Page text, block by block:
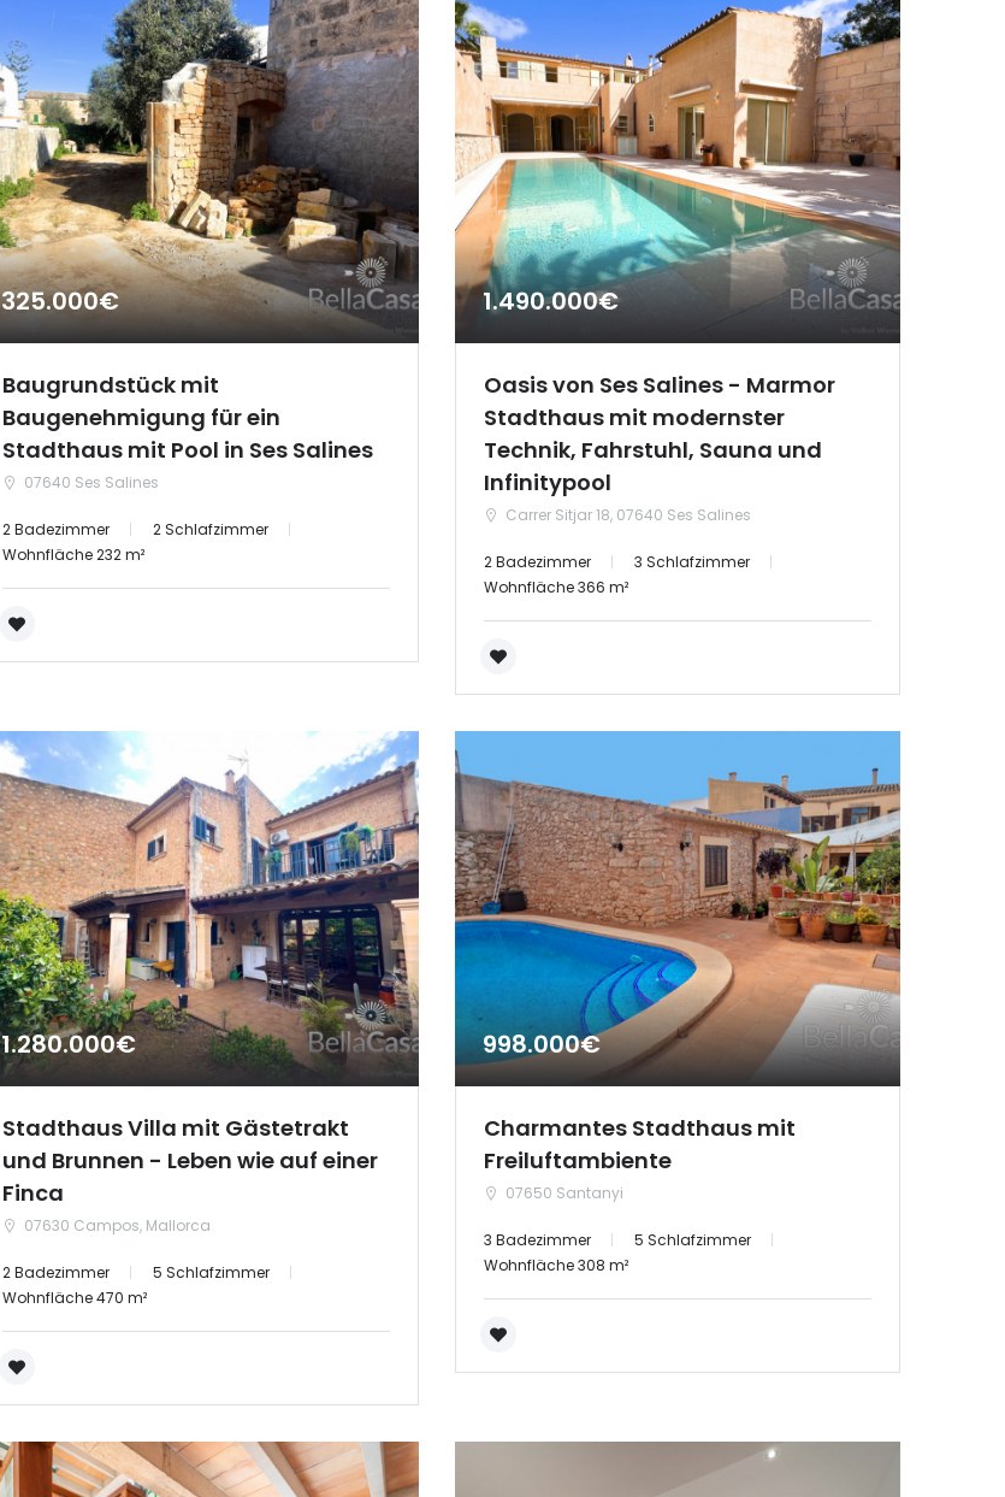
325.000€
Baugrundstück mit
Baugenehmigung für ein
Stadthaus mit Pool in Ses Salines
07640 Ses Salines
2 Badezimmer
2 Schlafzimmer
Wohnfläche 232 m²
1.490.000€
Oasis von Ses Salines - Marmor
Stadthaus mit modernster
Technik, Fahrstuhl, Sauna und
Infinitypool
Carrer Sitjar 18, 07640 Ses Salines
2 Badezimmer
3 Schlafzimmer
Wohnfläche 366 m²
1.280.000€
Stadthaus Villa mit Gästetrakt
und Brunnen - Leben wie auf einer
Finca
07630 Campos, Mallorca
2 Badezimmer
5 Schlafzimmer
Wohnfläche 470 m²
998.000€
Charmantes Stadthaus mit
Freiluftambiente
07650 Santanyi
3 Badezimmer
5 Schlafzimmer
Wohnfläche 308 m²
Erinnern Forgot Password?
Sign In